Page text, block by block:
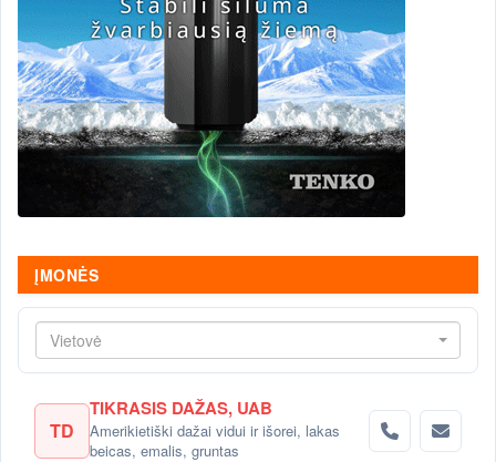
ĮMONĖS
Vietovė
TD
TIKRASIS DAŽAS, UAB
Amerikietiški dažai vidui ir išorei, lakas
beicas, emalis, gruntas